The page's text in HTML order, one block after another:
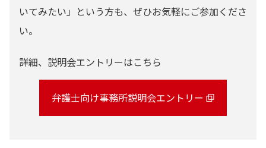
いてみたい」という方も、ぜひお気軽にご参加くださ
い。
詳細、説明会エントリーはこちら
弁護士向け事務所説明会エントリー